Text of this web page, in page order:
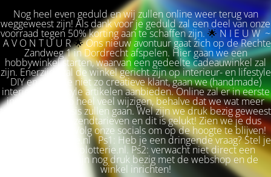
Nog heel even geduld en wij zullen online weer terug van
weggeweest zijn! Als dank voor je geduld zal een deel van onze
voorraad tegen 50% korting aan te schaffen zijn. 🌟 N I E U W ~
A V O N T U U R🌟Ons nieuw avontuur gaat zich op de Rechte
Zandweg 1 in Dordrecht afspelen. Hier gaan we een
hobbywinkel starten, waarvan een gedeelte cadeauwinkel zal
zijn. Enerzijds zal de winkel gericht zijn op interieur- en lifestyle
DIY en voor de niet zo creatieve klant, gaan we (handmade)
interieur & lifestyle artikelen aanbieden. Online zal er in eerste
instantie niet zo heel veel wijzigen, behalve dat we wat meer
terug naar de basis zullen gaan. Wel zijn we druk bezig geweest
met betere verzendtarieven en dit is gelukt! Zien we je dus
snel weer terug? Volg onze socials om op de hoogte te blijven!
Liefs, Ilse. Plotterie.nl Ps1: Heb je een dringende vraag? Stel je
vraag via info@plotterie.nl. Ps2: verwacht niet direct een
antwoord. We zijn nog druk bezig met de webshop en de
winkel inrichten!